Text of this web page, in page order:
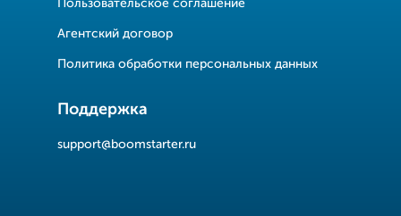
Пользовательское соглашение
Агентский договор
Политика обработки персональных данных
Поддержка
support@boomstarter.ru